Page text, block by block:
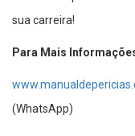
sua carreira!
Para Mais
(WhatsApp)